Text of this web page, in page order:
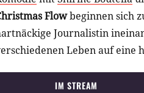
Flowbeginnen sich
Journalistin
Leben auf eine
IM STREAM